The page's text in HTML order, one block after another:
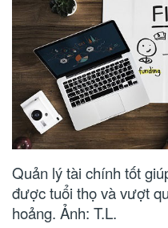
Quản lý tài chính tốt
được tuổi thọ và vượt
hoảng. Ảnh: T.L.